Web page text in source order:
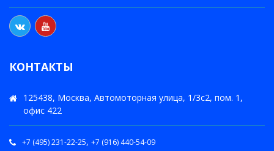
КОНТАКТЫ
125438, Москва, Автомоторная улица, 1/3с2, пом. 1,
офис 422
+7 (495) 231-22-25, +7 (916) 440-54-09